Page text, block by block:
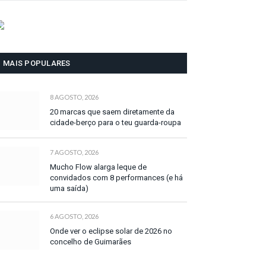
MAIS POPULARES
8 AGOSTO, 2026
20 marcas que saem diretamente da
cidade-berço para o teu guarda-roupa
7 AGOSTO, 2026
Mucho Flow alarga leque de
convidados com 8 performances (e há
uma saída)
6 AGOSTO, 2026
Onde ver o eclipse solar de 2026 no
concelho de Guimarães